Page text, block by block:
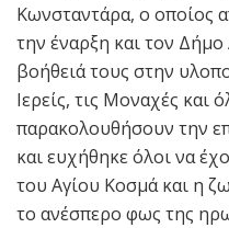
Κωνσταντάρα, ο οποίος
την έναρξη και τον Δήμο
βοήθειά τους στην
Ιερείς, τις Μοναχές και
παρακολουθήσουν την
και ευχήθηκε όλοι να
του Αγίου Κοσμά και η
το ανέσπερο φως της